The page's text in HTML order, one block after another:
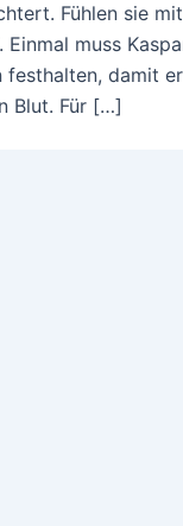
Fühlen sie
muss
festhalten, damit
Blut. Für […]